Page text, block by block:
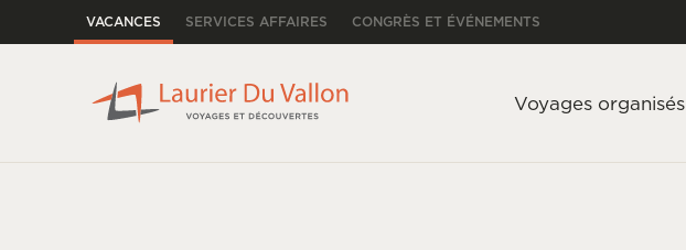
VACANCES SERVICES AFFAIRES CONGRÈS ET ÉVÉNEMENTS
Voyages organisés